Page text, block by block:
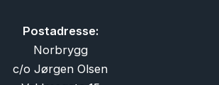
Postadresse:
Norbrygg
c/o Jørgen Olsen